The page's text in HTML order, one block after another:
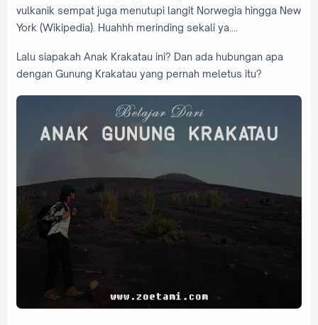
vulkanik sempat juga menutupi langit Norwegia hingga New
York (Wikipedia). Huahhh merinding sekali ya....
Lalu siapakah Anak Krakatau ini? Dan ada hubungan apa
dengan Gunung Krakatau yang pernah meletus itu?